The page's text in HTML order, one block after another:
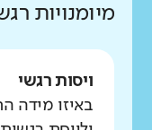
מיומנויות
ויסות רגשי
באיזו מידה